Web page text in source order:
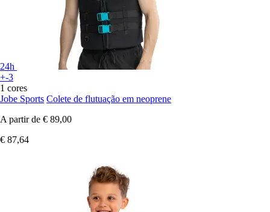
24h
+-3
1 cores
Jobe Sports Colete de flutuação em neoprene
A partir de € 89,00
€ 87,64